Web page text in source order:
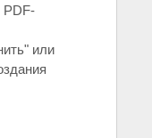
PDF-
или